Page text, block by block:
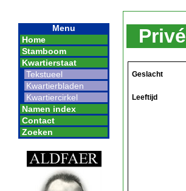
Menu
Home
Stamboom
Kwartierstaat
Tekstueel
Kwartierbladen
Kwartiercirkel
Namen index
Contact
Zoeken
Privé
Geslacht
Leeftijd